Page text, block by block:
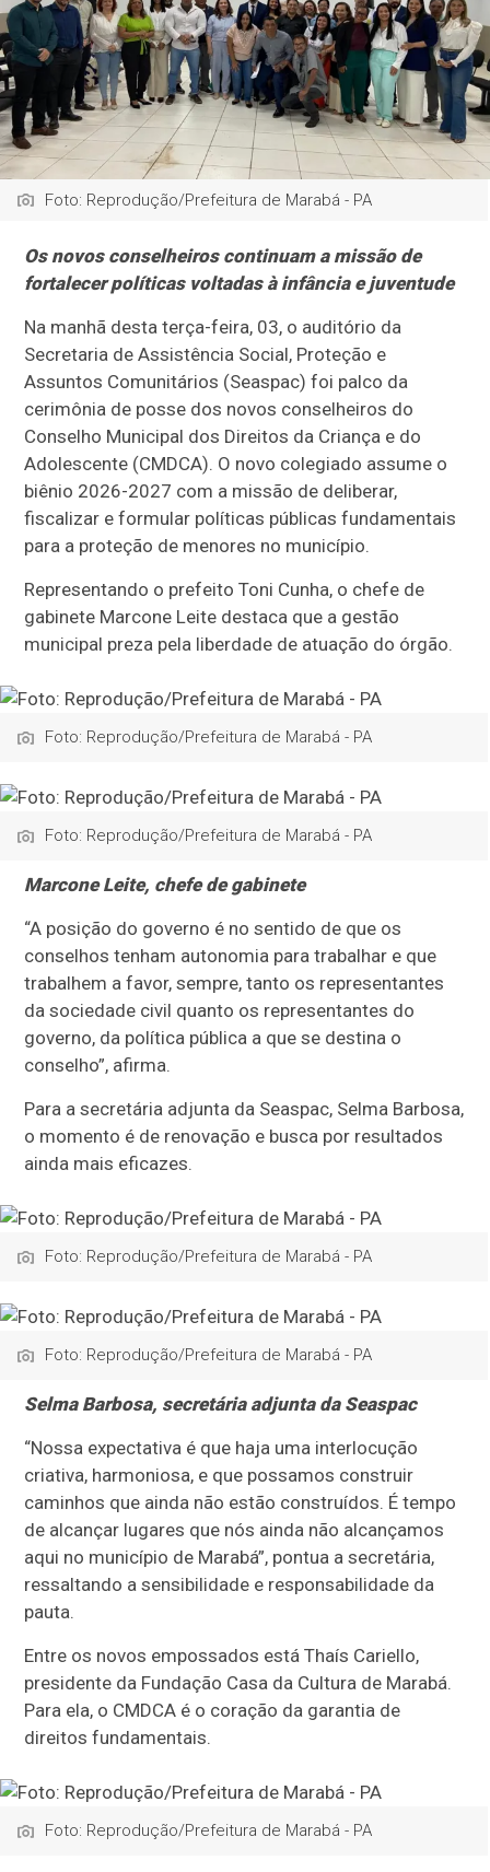
Foto: Reprodução/Prefeitura de Marabá - PA
Os novos conselheiros continuam a missão de
fortalecer políticas voltadas à infância e juventude
Na manhã desta terça-feira, 03, o auditório da
Secretaria de Assistência Social, Proteção e
Assuntos Comunitários (Seaspac) foi palco da
cerimônia de posse dos novos conselheiros do
Conselho Municipal dos Direitos da Criança e do
Adolescente (CMDCA). O novo colegiado assume o
biênio 2026-2027 com a missão de deliberar,
fiscalizar e formular políticas públicas fundamentais
para a proteção de menores no município.
Representando o prefeito Toni Cunha, o chefe de
gabinete Marcone Leite destaca que a gestão
municipal preza pela liberdade de atuação do órgão.
Foto: Reprodução/Prefeitura de Marabá - PA
Foto: Reprodução/Prefeitura de Marabá - PA
Marcone Leite, chefe de gabinete
“A posição do governo é no sentido de que os
conselhos tenham autonomia para trabalhar e que
trabalhem a favor, sempre, tanto os representantes
da sociedade civil quanto os representantes do
governo, da política pública a que se destina o
conselho”, afirma.
Para a secretária adjunta da Seaspac, Selma Barbosa,
o momento é de renovação e busca por resultados
ainda mais eficazes.
Foto: Reprodução/Prefeitura de Marabá - PA
Foto: Reprodução/Prefeitura de Marabá - PA
Selma Barbosa, secretária adjunta da Seaspac
“Nossa expectativa é que haja uma interlocução
criativa, harmoniosa, e que possamos construir
caminhos que ainda não estão construídos. É tempo
de alcançar lugares que nós ainda não alcançamos
aqui no município de Marabá”, pontua a secretária,
ressaltando a sensibilidade e responsabilidade da
pauta.
Entre os novos empossados está Thaís Cariello,
presidente da Fundação Casa da Cultura de Marabá.
Para ela, o CMDCA é o coração da garantia de
direitos fundamentais.
Foto: Reprodução/Prefeitura de Marabá - PA